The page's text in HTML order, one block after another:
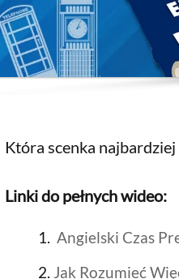
Która scenka
Linki do pełnych wideo:
Angielski Czas
Jak Rozumieć